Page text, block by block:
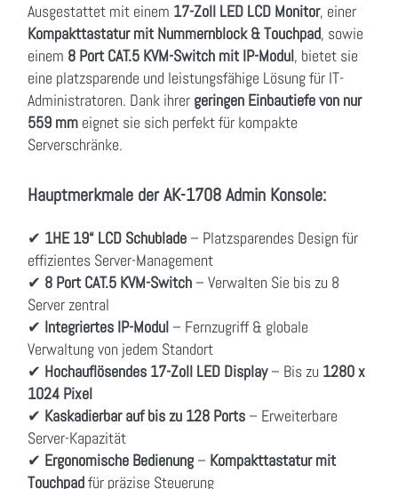
Ausgestattet mit einem 17-Zoll LED LCD Monitor, einer
Kompakttastatur mit Nummernblock & Touchpad, sowie
einem 8 Port CAT.5 KVM-Switch mit IP-Modul, bietet sie
eine platzsparende und leistungsfähige Lösung für IT-
Administratoren. Dank ihrer geringen Einbautiefe von nur
559 mm eignet sie sich perfekt für kompakte
Serverschränke.
Hauptmerkmale der AK-1708 Admin Konsole:
✔ 1HE 19“ LCD Schublade – Platzsparendes Design für
effizientes Server-Management
✔ 8 Port CAT.5 KVM-Switch – Verwalten Sie bis zu 8
Server zentral
✔ Integriertes IP-Modul – Fernzugriff & globale
Verwaltung von jedem Standort
✔ Hochauflösendes 17-Zoll LED Display– Bis zu 1280 x
1024 Pixel
✔ Kaskadierbar auf bis zu 128 Ports – Erweiterbare
Server-Kapazität
✔ Ergonomische Bedienung – Kompakttastatur mit
Touchpadfür präzise Steuerung